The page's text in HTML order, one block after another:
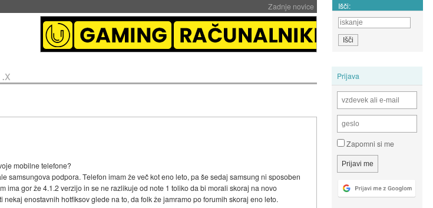
Zadnje novice Išči:
Prijava
Zapomni si me
mobilne telefone?
samsungova podpora. Telefon imam že več kot eno leto, pa še sedaj samsung ni sposoben
ima gor že 4.1.2 verzijo in se ne razlikuje od note 1 toliko da bi morali skoraj na novo
enostavnih hotfiksov glede na to, da folk že jamramo po forumih skoraj eno leto.